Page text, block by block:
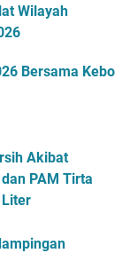
Wilayah
Bersama Kebo
Akibat
PAM Tirta
Liter